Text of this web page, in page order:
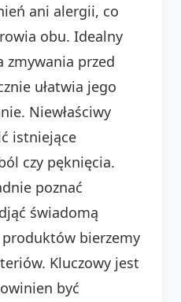
ani alergii, co
obu. Idealny
przed
ułatwia jego
Niewłaściwy
istniejące
czy pęknięcia.
poznać
świadomą
produktów bierzemy
Kluczowy jest
być